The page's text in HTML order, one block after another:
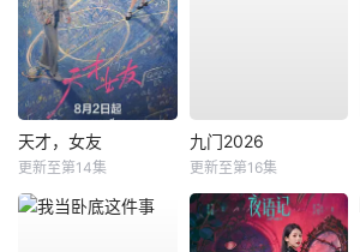
天才，女友
更新至第14集
九门2026
更新至第16集